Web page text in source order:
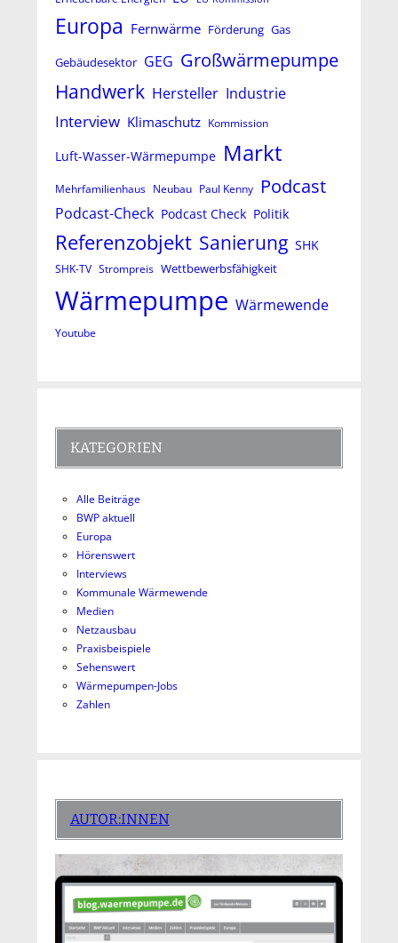
Europa Fernwärme Förderung Gas
Gebäudesektor GEG Großwärmepumpe
Handwerk Hersteller Industrie
Interview Klimaschutz Kommission
Luft-Wasser-Wärmepumpe Markt
Mehrfamilienhaus Neubau Paul Kenny Podcast
Podcast-Check Podcast Check Politik
Referenzobjekt Sanierung SHK
SHK-TV Strompreis Wettbewerbsfähigkeit
Wärmepumpe Wärmewende
Youtube
KATEGORIEN
Alle Beiträge
BWP aktuell
Europa
Hörenswert
Interviews
Kommunale Wärmewende
Medien
Netzausbau
Praxisbeispiele
Sehenswert
Wärmepumpen-Jobs
Zahlen
AUTOR:INNEN